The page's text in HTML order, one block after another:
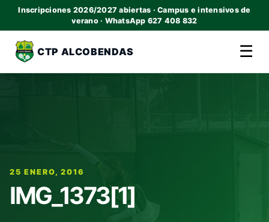
Inscripciones 2026/2027 abiertas · Campus e intensivos de
verano · WhatsApp 627 408 832
CTP ALCOBENDAS ☰
25 ENERO, 2016
IMG_1373[1]